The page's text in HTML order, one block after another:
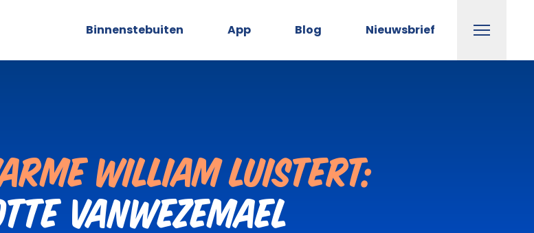
Binnenstebuiten App Blog Nieuwsbrief Menu
William luistert:
Vanwezemael